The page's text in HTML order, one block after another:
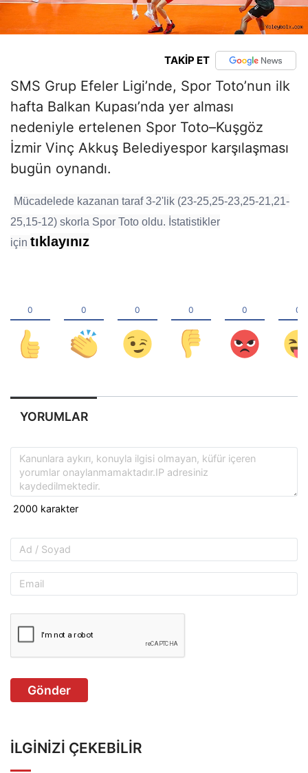
TAKİP ET
SMS Grup Efeler Ligi’nde, Spor Toto’nun ilk
hafta Balkan Kupası’nda yer alması
nedeniyle ertelenen Spor Toto–Kuşgöz
İzmir Vinç Akkuş Belediyespor karşılaşması
bugün oynandı.
Mücadelede kazanan taraf 3-2'lik (23-25,25-23,25-21,21-
25,15-12) skorla Spor Toto oldu. İstatistikler
için tıklayınız
YORUMLAR
Gönder
İLGINIZI ÇEKEBILIR